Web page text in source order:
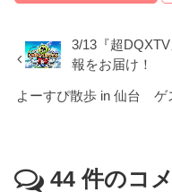
3/13『超
報をお届け！
よーすぴ散歩 in 仙台
44 件のコ